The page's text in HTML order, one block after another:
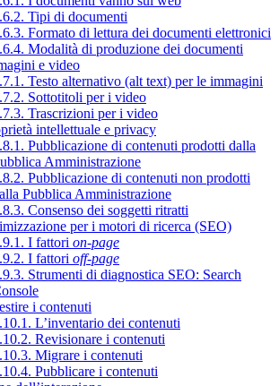
Tipi di documenti
Formato di lettura dei documenti elettronici
Modalità di produzione dei documenti
e video
Testo alternativo (alt text) per le immagini
Sottotitoli per i video
Trascrizioni per i video
intellettuale e privacy
Pubblicazione di contenuti prodotti dalla
Amministrazione
Pubblicazione di contenuti non prodotti
Pubblica Amministrazione
Consenso dei soggetti ritratti
per i motori di ricerca (SEO)
I fattori on-page
I fattori off-page
Strumenti di diagnostica SEO: Search
i contenuti
L’inventario dei contenuti
Revisionare i contenuti
Migrare i contenuti
Pubblicare i contenuti